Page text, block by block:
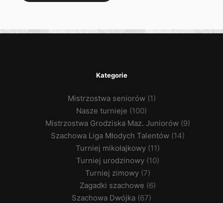
Kategorie
Mistrzostwa seniorów(1)
Nasze turnieje (100)
Mistrzostwa Grodziska Maz. Juniorów (9)
Szachowa Liga Młodych Talentów (14)
Turniej mikołajkowy (11)
Turniej urodzinowy (10)
Turniej zimowy (7)
Zagadki szachowe (6)
Szachowa Dwójka (67)